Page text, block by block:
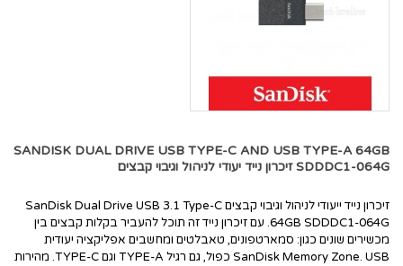
SANDISK DUAL DRIVE USB TYPE-C AND USB TYPE-A 64GB
SDDDC1-064G זיכרון נייד יעודי לניהול וגיבוי קבצים
זיכרון נייד ייעודי לניהול וגיבוי קבצים SanDisk Dual Drive USB 3.1 Type-C
64GB SDDDC1-064G. עם זיכרון נייד זה תוכל להעביר בקלות קבצים בין
מכשירים שונים כגון: סמארטפונים, טאבלטים ומחשבים אפליקציה יעודית
SanDisk Memory Zone. USB כפול, גם רגיל TYPE-A וגם TYPE-C. מהירות